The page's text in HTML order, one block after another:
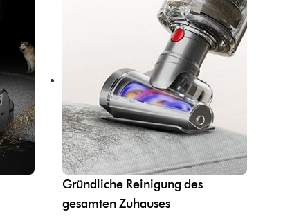
Gründliche Reinigung des
gesamten Zuhauses